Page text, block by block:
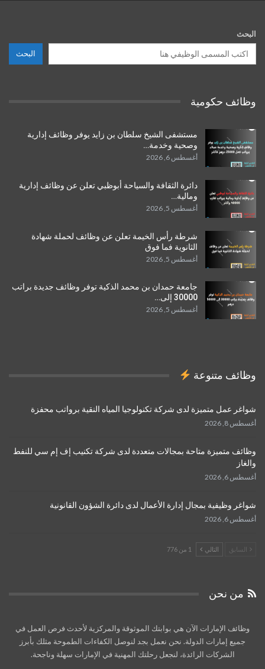
البحث
البحث
وظائف حكومية
مستشفى الشيخ سلطان بن زايد يوفر وظائف إدارية
وصحية وخدمة…
أغسطس 6, 2026
دائرة الثقافة والسياحة أبوظبي تعلن عن وظائف إدارية
ومالية…
أغسطس 5, 2026
شرطة رأس الخيمة تعلن عن وظائف لحملة شهادة
الثانوية فما فوق
أغسطس 5, 2026
جامعة حمدان بن محمد الذكية توفر وظائف جديدة براتب
30000 إلى…
أغسطس 5, 2026
وظائف متنوعة
شواغر عمل متميزة لدى شركة تكنولوجيا المياه النقية برواتب محفزة
أغسطس 8, 2026
وظائف متميزة متاحة بمجالات متعددة لدى شركة تكنيب إف إم سي للنفط
والغاز
أغسطس 6, 2026
شواغر وظيفية بمجال إدارة الأعمال لدى دائرة الشؤون القانونية
أغسطس 6, 2026
السابق التالي 1 من 776
من نحن
وظائف الإمارات الآن هي بوابتك الموثوقة والمركزية لأحدث فرص العمل في
جميع إمارات الدولة. نحن نعمل بجد لنوصل الكفاءات الطموحة مثلك بأبرز
الشركات الرائدة، لنجعل رحلتك المهنية في الإمارات سهلة وناجحة.